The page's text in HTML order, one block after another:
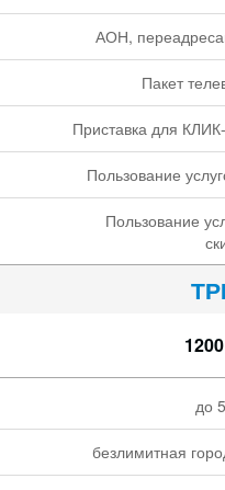
АОН,
Пакет
Приставка для
Пользование
Пользование
до
безлимитная